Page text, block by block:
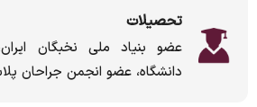
تحصیلات
عضو بنیاد ملی نخبگان
دانشگاه، عضو انجمن جراحان